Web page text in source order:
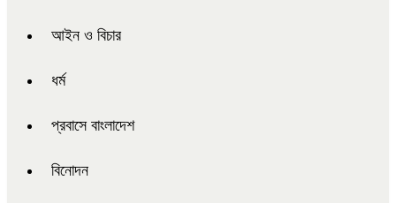
আইন ও বিচার
ধর্ম
প্রবাসে বাংলাদেশ
বিনোদন